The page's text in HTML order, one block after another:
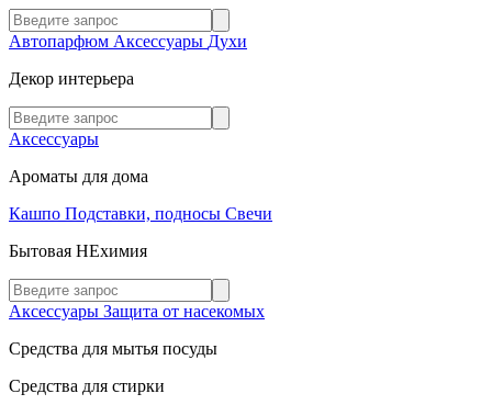
Автопарфюм Аксессуары Духи
Декор интерьера
Аксессуары
Ароматы для дома
Кашпо Подставки, подносы Свечи
Бытовая НЕхимия
Аксессуары Защита от насекомых
Средства для мытья посуды
Средства для стирки